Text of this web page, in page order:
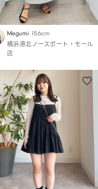
Megumi 156cm
横浜港北ノースポート・モール
店